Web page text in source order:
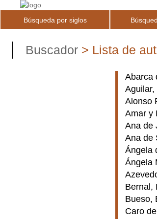
Búsqueda por siglos
Buscador > Lista de
Abarca
Alonso
Amar y
Ana de
Ana de
Ángela
Ángela
Bernal,
Bueso,
Caro